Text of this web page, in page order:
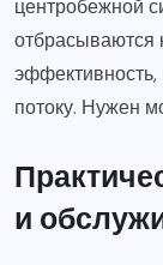
центробежной
отбрасываются
потоку. Нужен
и